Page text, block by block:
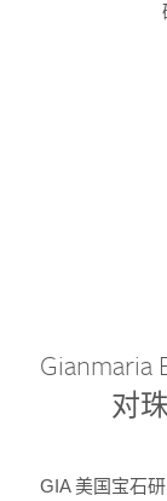
对
GIA 美国宝石